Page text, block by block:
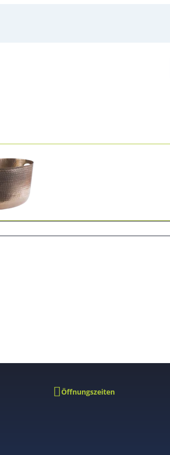
Öffnungszeiten